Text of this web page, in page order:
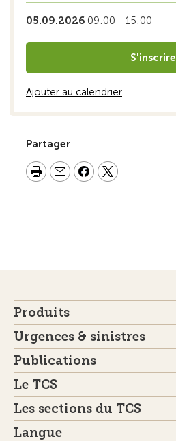
05.09.2026 09:00 - 15:00
S'inscrire
Ajouter au calendrier
Partager
Produits
Urgences & sinistres
Publications
Le TCS
Les sections du TCS
Langue